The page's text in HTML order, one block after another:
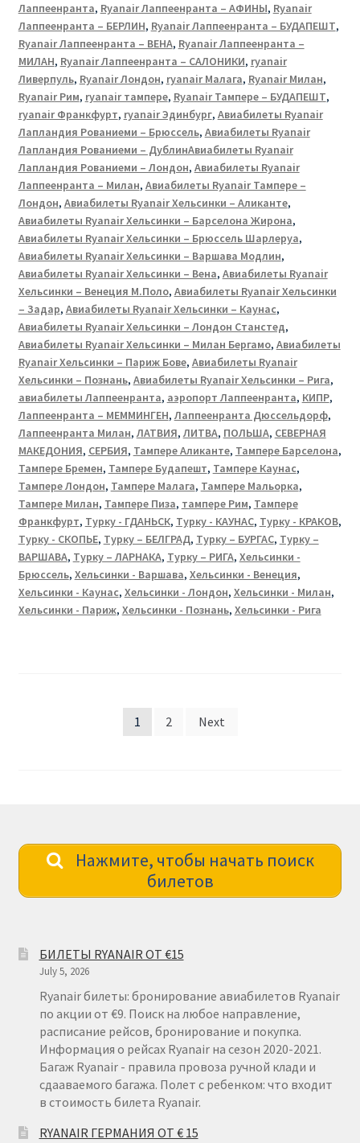
Лаппеенранта, Ryanair Лаппеенранта – АФИНЫ, Ryanair
Лаппеенранта – БЕРЛИН, Ryanair Лаппеенранта – БУДАПЕШТ,
Ryanair Лаппеенранта – ВЕНА, Ryanair Лаппеенранта –
МИЛАН, Ryanair Лаппеенранта – САЛОНИКИ, ryanair
Ливерпуль, Ryanair Лондон, ryanair Малага, Ryanair Милан,
Ryanair Рим, ryanair тампере, Ryanair Тампере – БУДАПЕШТ,
ryanair Франкфурт, ryanair Эдинбург, Авиабилеты Ryanair
Лапландия Рованиеми – Брюссель, Авиабилеты Ryanair
Лапландия Рованиеми – ДублинАвиабилеты Ryanair
Лапландия Рованиеми – Лондон, Авиабилеты Ryanair
Лаппеенранта – Милан, Авиабилеты Ryanair Тампере –
Лондон, Авиабилеты Ryanair Хельсинки – Аликанте,
Авиабилеты Ryanair Хельсинки – Барселона Жирона,
Авиабилеты Ryanair Хельсинки – Брюссель Шарлеруа,
Авиабилеты Ryanair Хельсинки – Варшава Модлин,
Авиабилеты Ryanair Хельсинки – Вена, Авиабилеты Ryanair
Хельсинки – Венеция М.Поло, Авиабилеты Ryanair Хельсинки
– Задар, Авиабилеты Ryanair Хельсинки – Каунас,
Авиабилеты Ryanair Хельсинки – Лондон Станстед,
Авиабилеты Ryanair Хельсинки – Милан Бергамо, Авиабилеты
Ryanair Хельсинки – Париж Бове, Авиабилеты Ryanair
Хельсинки – Познань, Авиабилеты Ryanair Хельсинки – Рига,
авиабилеты Лаппеенранта, аэропорт Лаппеенранта, КИПР,
Лаппеенранта – МЕММИНГЕН,Лаппеенранта Дюссельдорф,
Лаппеенранта Милан,ЛАТВИЯ,ЛИТВА, ПОЛЬША, СЕВЕРНАЯ
МАКЕДОНИЯ, СЕРБИЯ, Тампере Аликанте, Тампере Барселона,
Тампере Бремен, Тампере Будапешт, Тампере Каунас,
Тампере Лондон, Тампере Малага, Тампере Мальорка,
Тампере Милан, Тампере Пиза, тампере Рим, Тампере
Франкфурт, Турку - ГДАНЬСК, Турку - КАУНАС, Турку - КРАКОВ,
Турку - СКОПЬЕ, Турку – БЕЛГРАД, Турку – БУРГАС, Турку –
ВАРШАВА, Турку – ЛАРНАКА, Турку – РИГА, Хельсинки -
Брюссель, Хельсинки - Варшава, Хельсинки - Венеция,
Хельсинки - Каунас, Хельсинки - Лондон, Хельсинки - Милан,
Хельсинки - Париж, Хельсинки - Познань, Хельсинки - Рига
1 2 Next
Нажмите, чтобы начать поиск
билетов
БИЛЕТЫ RYANAIR ОТ €15
July 5, 2026
Ryanair билеты: бронирование авиабилетов Ryanair
по акции от €9. Поиск на любое направление,
расписание рейсов, бронирование и покупка.
Информация о рейсах Ryanair на сезон 2020-2021.
Багаж Ryanair - правила провоза ручной клади и
сдааваемого багажа. Полет с ребенком: что входит
в стоимость билета Ryanair.
RYANAIR ГЕРМАНИЯ ОТ € 15